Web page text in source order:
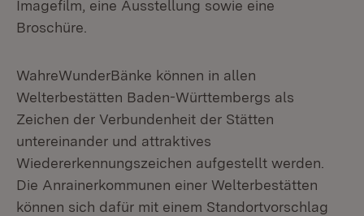
Imagefilm, eine Ausstellung sowie eine
Broschüre.
WahreWunderBänke können in allen
Welterbestätten Baden-Württembergs als
Zeichen der Verbundenheit der Stätten
untereinander und attraktives
Wiedererkennungszeichen aufgestellt werden.
Die Anrainerkommunen einer Welterbestätten
können sich dafür mit einem Standortvorschlag